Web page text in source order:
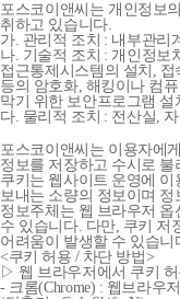
포스코이앤씨는 개인정보
취하고 있습니다.
가. 관리적 조치 : 내부관리
나. 기술적 조치 : 개인정보
접근통제시스템의 설치,
등의 암호화, 해킹이나 컴
막기 위한 보안프로그램 설
다. 물리적 조치 : 전산실,
포스코이앤씨는 이용자에
정보를 저장하고 수시로 불
쿠키는 웹사이트 운영에 이
보내는 소량의 정보이며
정보주체는 웹 브라우저
수 있습니다. 다만, 쿠키 저
어려움이 발생할 수 있습니
<쿠키 허용 / 차단 방법>
▷ 웹 브라우저에서 쿠키
- 크롬(Chrome) : 웹브라우